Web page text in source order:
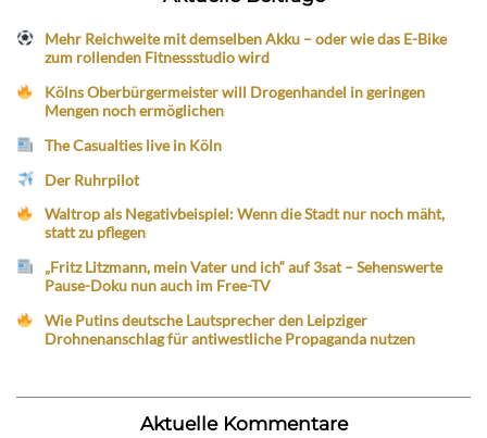
Mehr Reichweite mit demselben Akku – oder wie das E-Bike
zum rollenden Fitnessstudio wird
Kölns Oberbürgermeister will Drogenhandel in geringen
Mengen noch ermöglichen
The Casualties live in Köln
Der Ruhrpilot
Waltrop als Negativbeispiel: Wenn die Stadt nur noch mäht,
statt zu pflegen
„Fritz Litzmann, mein Vater und ich“ auf 3sat – Sehenswerte
Pause-Doku nun auch im Free-TV
Wie Putins deutsche Lautsprecher den Leipziger
Drohnenanschlag für antiwestliche Propaganda nutzen
Aktuelle Kommentare